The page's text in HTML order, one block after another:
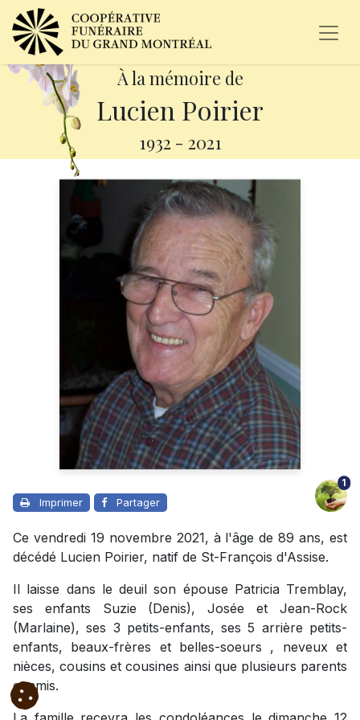
À la mémoire de
Lucien Poirier
1932 - 2021
Imprimer Partager
1
Ce vendredi 19 novembre 2021, à l'âge de 89 ans, est
décédé Lucien Poirier, natif de St-François d'Assise.
Il laisse dans le deuil son épouse Patricia Tremblay,
ses enfants Suzie (Denis), Josée et Jean-Rock
(Marlaine), ses 3 petits-enfants, ses 5 arrière petits-
enfants, beaux-frères et belles-soeurs , neveux et
nièces, cousins et cousines ainsi que plusieurs parents
et amis.